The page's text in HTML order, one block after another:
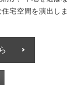
宅空間を演出しま